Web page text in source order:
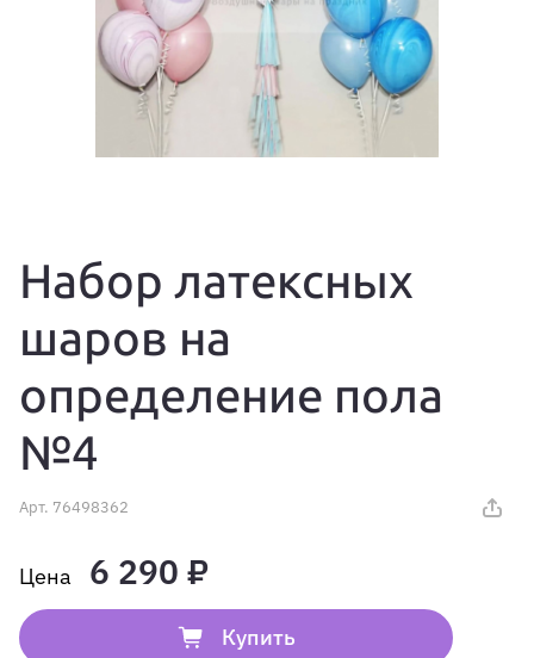
Набор латексных
шаров на
определение пола
№4
Арт. 76498362
6 290 ₽
Купить